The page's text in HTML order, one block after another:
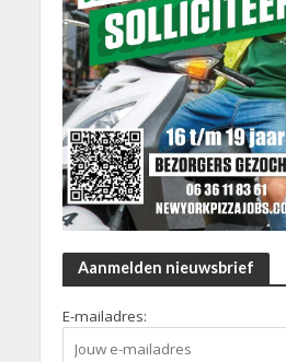
Aanmelden nieuwsbrief
E-mailadres: